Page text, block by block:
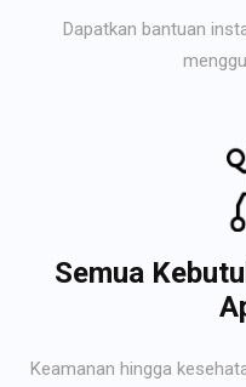
Dapatkan bantuan
Semua
Keamanan hingga